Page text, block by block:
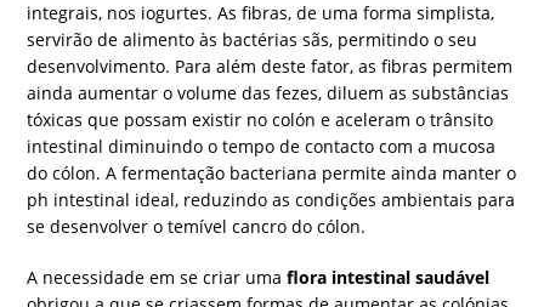
integrais, nos iogurtes. As fibras, de uma forma simplista,
servirão de alimento às bactérias sãs, permitindo o seu
desenvolvimento. Para além deste fator, as fibras permitem
ainda aumentar o volume das fezes, diluem as substâncias
tóxicas que possam existir no colón e aceleram o trânsito
intestinal diminuindo o tempo de contacto com a mucosa
do cólon. A fermentação bacteriana permite ainda manter o
ph intestinal ideal, reduzindo as condições ambientais para
se desenvolver o temível cancro do cólon.
A necessidade em se criar umaflora intestinal saudável